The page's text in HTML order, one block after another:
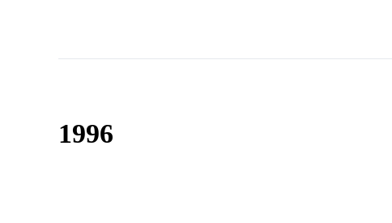
1996